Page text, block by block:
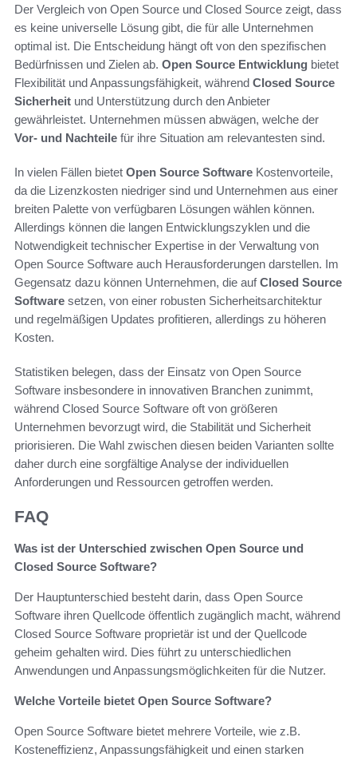
Der Vergleich von Open Source und Closed Source zeigt, dass
es keine universelle Lösung gibt, die für alle Unternehmen
optimal ist. Die Entscheidung hängt oft von den spezifischen
Bedürfnissen und Zielen ab. Open Source Entwicklung bietet
Flexibilität und Anpassungsfähigkeit, während Closed Source
Sicherheit und Unterstützung durch den Anbieter
gewährleistet. Unternehmen müssen abwägen, welche der
Vor- und Nachteile für ihre Situation am relevantesten sind.
In vielen Fällen bietet Open Source Software Kostenvorteile,
da die Lizenzkosten niedriger sind und Unternehmen aus einer
breiten Palette von verfügbaren Lösungen wählen können.
Allerdings können die langen Entwicklungszyklen und die
Notwendigkeit technischer Expertise in der Verwaltung von
Open Source Software auch Herausforderungen darstellen. Im
Gegensatz dazu können Unternehmen, die aufClosed Source
Software setzen, von einer robusten Sicherheitsarchitektur
und regelmäßigen Updates profitieren, allerdings zu höheren
Kosten.
Statistiken belegen, dass der Einsatz von Open Source
Software insbesondere in innovativen Branchen zunimmt,
während Closed Source Software oft von größeren
Unternehmen bevorzugt wird, die Stabilität und Sicherheit
priorisieren. Die Wahl zwischen diesen beiden Varianten sollte
daher durch eine sorgfältige Analyse der individuellen
Anforderungen und Ressourcen getroffen werden.
FAQ
Was ist der Unterschied zwischen Open Source und
Closed Source Software?
Der Hauptunterschied besteht darin, dass Open Source
Software ihren Quellcode öffentlich zugänglich macht, während
Closed Source Software proprietär ist und der Quellcode
geheim gehalten wird. Dies führt zu unterschiedlichen
Anwendungen und Anpassungsmöglichkeiten für die Nutzer.
Welche Vorteile bietet Open Source Software?
Open Source Software bietet mehrere Vorteile, wie z.B.
Kosteneffizienz, Anpassungsfähigkeit und einen starken